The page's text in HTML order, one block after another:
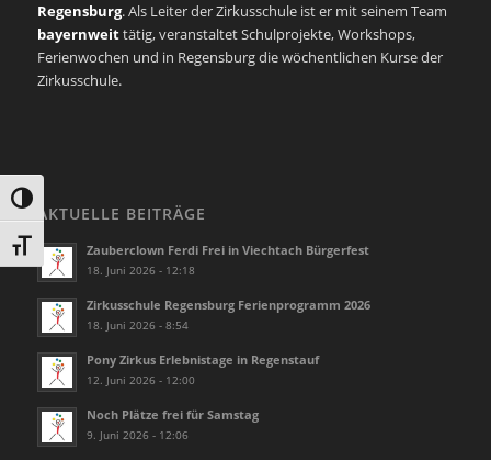
Umschalten auf hohe Kontraste
Schrift vergrößern
Regensburg. Als Leiter der Zirkusschule ist er mit seinem Team
bayernweittätig, veranstaltet Schulprojekte, Workshops,
Ferienwochen und in Regensburg die wöchentlichen Kurse der
Zirkusschule.
AKTUELLE BEITRÄGE
Zauberclown Ferdi Frei in Viechtach Bürgerfest
18. Juni 2026 - 12:18
Zirkusschule Regensburg Ferienprogramm 2026
18. Juni 2026 - 8:54
Pony Zirkus Erlebnistage in Regenstauf
12. Juni 2026 - 12:00
Noch Plätze frei für Samstag
9. Juni 2026 - 12:06